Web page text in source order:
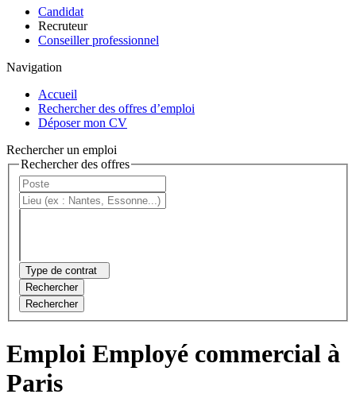
Candidat
Recruteur
Conseiller professionnel
Navigation
Accueil
Rechercher des offres d’emploi
Déposer mon CV
Rechercher un emploi
Rechercher des offres
Type de contrat
Rechercher
Rechercher
Emploi Employé commercial à
Paris